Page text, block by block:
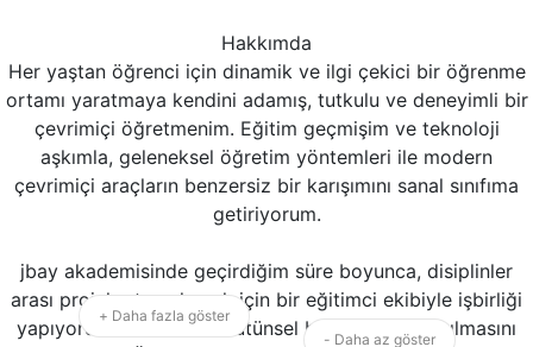
Hakkımda
Her yaştan öğrenci için dinamik ve ilgi çekici bir öğrenme
ortamı yaratmaya kendini adamış, tutkulu ve deneyimli bir
çevrimiçi öğretmenim. Eğitim geçmişim ve teknoloji
aşkımla, geleneksel öğretim yöntemleri ile modern
çevrimiçi araçların benzersiz bir karışımını sanal sınıfıma
getiriyorum.
jbay akademisinde geçirdiğim süre boyunca, disiplinler
arası projeler tasarlamak için bir eğitimci ekibiyle işbirliği
yapıyordum. konuların bütünsel bir şekilde anlaşılmasını
+ Daha fazla göster
- Daha az göster